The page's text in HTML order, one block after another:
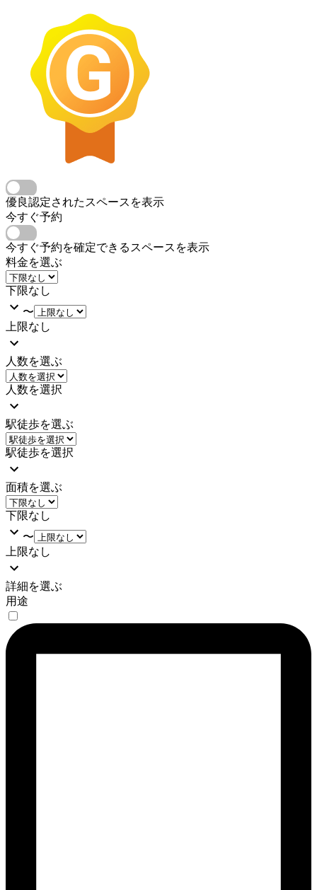
優良認定されたスペースを表示
今すぐ予約
今すぐ予約を確定できるスペースを表示
料金を選ぶ
下限なし
〜
上限なし
人数を選ぶ
人数を選択
駅徒歩を選ぶ
駅徒歩を選択
面積を選ぶ
下限なし
〜
上限なし
詳細を選ぶ
用途